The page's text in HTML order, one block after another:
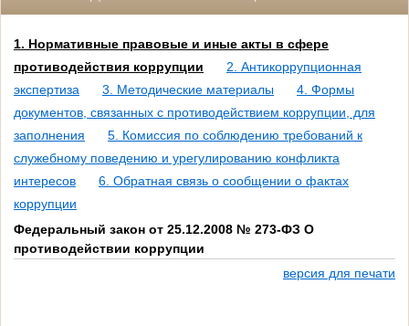
1. Нормативные правовые и иные акты в сфере
противодействия коррупции
2. Антикоррупционная
экспертиза
3. Методические материалы
4. Формы
документов, связанных с противодействием коррупции, для
заполнения
5. Комиссия по соблюдению требований к
служебному поведению и урегулированию конфликта
интересов
6. Обратная связь о сообщении о фактах
коррупции
Федеральный закон от 25.12.2008 № 273-ФЗ О
противодействии коррупции
версия для печати